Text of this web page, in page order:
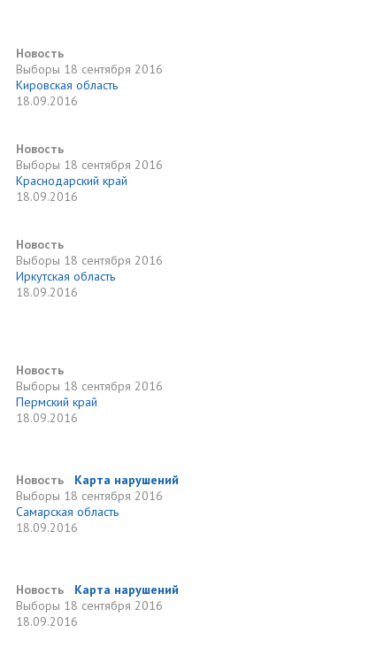
Новость
Выборы 18 сентября 2016
Кировская область
18.09.2016
Новость
Выборы 18 сентября 2016
Краснодарский край
18.09.2016
Новость
Выборы 18 сентября 2016
Иркутская область
18.09.2016
Новость
Выборы 18 сентября 2016
Пермский край
18.09.2016
Новость
Карта нарушений
Выборы 18 сентября 2016
Самарская область
18.09.2016
Новость
Карта нарушений
Выборы 18 сентября 2016
18.09.2016